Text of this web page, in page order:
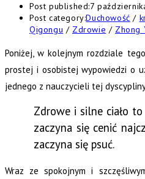
Post published:7
Post category:Duchowość /
Qigongu / Zdrowie / Zhong
Poniżej, w kolejnym rozdziale
prostej i osobistej wypowiedzi o
jednego z nauczycieli tej
Zdrowe i silne ciało
zaczyna się cenić
zaczyna się psuć.
Wraz ze spokojnym i